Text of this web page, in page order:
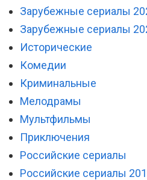
Зарубежные сериалы
Зарубежные сериалы
Исторические
Комедии
Криминальные
Мелодрамы
Мультфильмы
Приключения
Российские сериалы
Российские сериалы